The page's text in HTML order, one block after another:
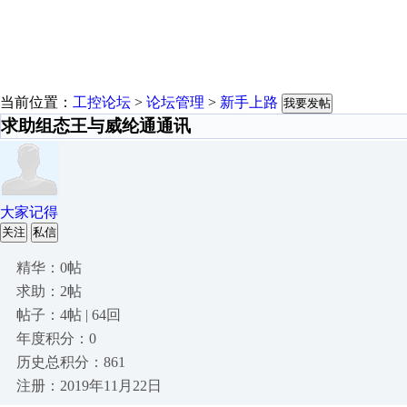
当前位置： 工控论坛 > 论坛管理 > 新手上路 我要发帖
求助组态王与威纶通通讯
大家记得
关注 私信
精华：0帖
求助：2帖
帖子：4帖 | 64回
年度积分：0
历史总积分：861
注册：2019年11月22日